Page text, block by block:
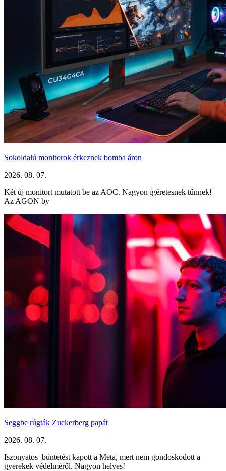
Sokoldalú monitorok érkeznek bomba áron
2026. 08. 07.
Két új monitort mutatott be az AOC. Nagyon ígéretesnek tűnnek!
Az AGON by
Seggbe rúgták Zuckerberg papát
2026. 08. 07.
Iszonyatos büntetést kapott a Meta, mert nem gondoskodott a
gyerekek védelméről. Nagyon helyes!